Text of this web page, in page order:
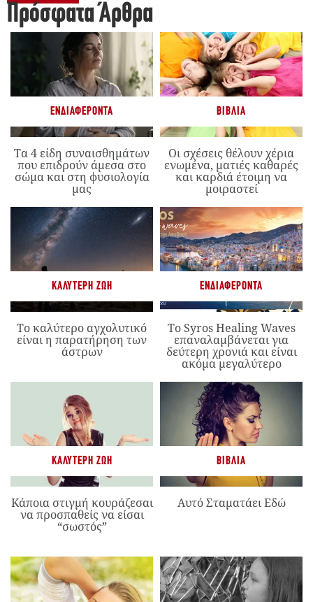
Πρόσφατα Άρθρα
ΕΝΔΙΑΦΈΡΟΝΤΑ
Τα 4 είδη συναισθημάτων
που επιδρούν άμεσα στο
σώμα και στη φυσιολογία
μας
ΒΙΒΛΊΑ
Οι σχέσεις θέλουν χέρια
ενωμένα, ματιές καθαρές
και καρδιά έτοιμη να
μοιραστεί
ΚΑΛΎΤΕΡΗ ΖΩΉ
Το καλύτερο αγχολυτικό
είναι η παρατήρηση των
άστρων
ΕΝΔΙΑΦΈΡΟΝΤΑ
Το Syros Healing Waves
επαναλαμβάνεται για
δεύτερη χρονιά και είναι
ακόμα μεγαλύτερο
ΚΑΛΎΤΕΡΗ ΖΩΉ
Κάποια στιγμή κουράζεσαι
να προσπαθείς να είσαι
“σωστός”
ΒΙΒΛΊΑ
Αυτό Σταματάει Εδώ